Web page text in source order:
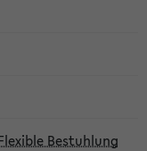
Bestuhlung